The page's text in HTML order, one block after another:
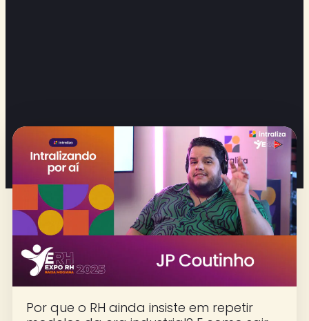
Por que o RH ainda insiste em repetir